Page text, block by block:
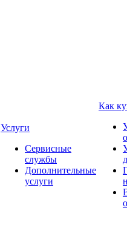
Услуги
Сервисные
службы
Дополнительные
услуги
Как